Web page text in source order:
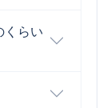
くらい